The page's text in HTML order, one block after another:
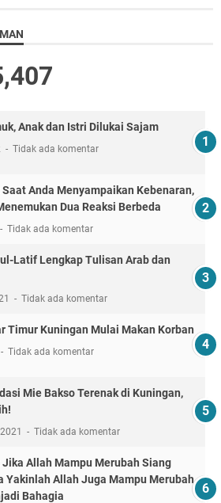
Anak dan Istri Dilukai Sajam
Tidak ada komentar
Saat Anda Menyampaikan Kebenaran,
Dua Reaksi Berbeda
Tidak ada komentar
Latif Lengkap Tulisan Arab dan
Tidak ada komentar
Timur Kuningan Mulai Makan Korban
Tidak ada komentar
Mie Bakso Terenak di Kuningan,
Tidak ada komentar
Jika Allah Mampu Merubah Siang
Yakinlah Allah Juga Mampu Merubah
Bahagia